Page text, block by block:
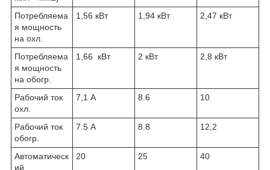
Потребляема
я мощность
на охл.
1,56 кВт 1,94 кВт 2,47 кВт
Потребляема
я мощность
на обогр.
1,66 кВт 2 кВт 2,8 кВт
Рабочий ток
охл.
7,1 A 8.6 10
Рабочий ток
обогр.
7.5 A 8.8 12,2
Автоматическ
ий
20 25 40